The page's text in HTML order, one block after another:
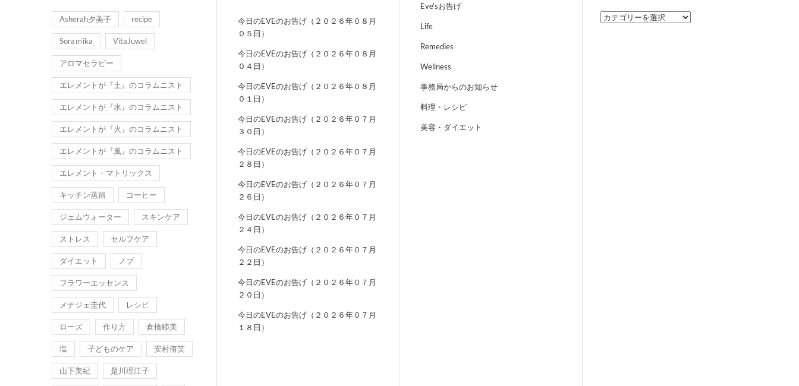
Asherah夕美子 recipe
Soraｍika VitaJuwel
アロマセラピー
エレメントが『土』のコラムニスト
エレメントが『水』のコラムニスト
エレメントが『火』のコラムニスト
エレメントが『風』のコラムニスト
エレメント・マトリックス
キッチン蒸留 コーヒー
ジェムウォーター スキンケア
ストレス セルフケア
ダイエット ノブ
フラワーエッセンス
メナジェ圭代 レシピ
ローズ 作り方 倉橋睦美
塩 子どものケア 安村侑笑
山下美紀 是川理江子
今日のEVEのお告げ（２０２６年０８月
０５日）
今日のEVEのお告げ（２０２６年０８月
０４日）
今日のEVEのお告げ（２０２６年０８月
０１日）
今日のEVEのお告げ（２０２６年０７月
３０日）
今日のEVEのお告げ（２０２６年０７月
２８日）
今日のEVEのお告げ（２０２６年０７月
２６日）
今日のEVEのお告げ（２０２６年０７月
２４日）
今日のEVEのお告げ（２０２６年０７月
２２日）
今日のEVEのお告げ（２０２６年０７月
２０日）
今日のEVEのお告げ（２０２６年０７月
１８日）
Eve'sお告げ
Life
Remedies
Wellness
事務局からのお知らせ
料理・レシピ
美容・ダイエット
LOOK